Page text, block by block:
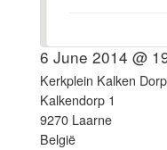
6 June 2014 @
Kerkplein Kalken Dorp
Kalkendorp 1
9270 Laarne
België